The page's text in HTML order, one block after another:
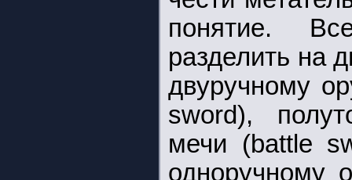
понятие.
разделить на
двуручному
sword),
мечи (battle
одноручному